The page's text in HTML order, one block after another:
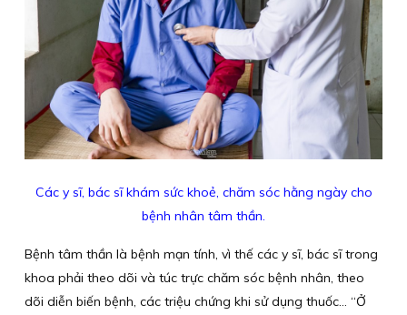
Các y sĩ, bác sĩ khám sức khoẻ, chăm sóc hằng ngày cho
bệnh nhân tâm thần.
Bệnh tâm thần là bệnh mạn tính, vì thế các y sĩ, bác sĩ trong
khoa phải theo dõi và túc trực chăm sóc bệnh nhân, theo
dõi diễn biến bệnh, các triệu chứng khi sử dụng thuốc… “Ở